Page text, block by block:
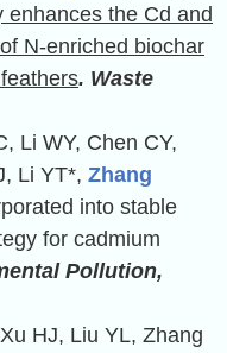
enhances the Cd and
N-enriched biochar
. Waste
Li WY, Chen CY,
Li YT*, Zhang
into stable
for cadmium
Pollution,
HJ, Liu YL, Zhang